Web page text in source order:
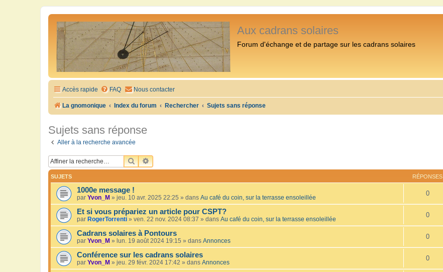
Aux cadrans solaires
Forum d'échange et de partage sur les cadrans solaires
Accès rapide FAQ Nous contacter
La gnomonique Index du forum Rechercher Sujets sans réponse
Sujets sans réponse
Aller à la recherche avancée
RECHERCHER
RECHERCHE AVANCÉE
SUJETS RÉPONSES
1000e message !
par Yvon_M » jeu. 10 avr. 2025 22:25 » dans Au café du coin, sur la terrasse ensoleillée
0
Et si vous prépariez un article pour CSPT?
par RogerTorrenti » ven. 22 nov. 2024 08:37 » dans Au café du coin, sur la terrasse ensoleillée
0
Cadrans solaires à Pontours
par Yvon_M » lun. 19 août 2024 19:15 » dans Annonces
0
Conférence sur les cadrans solaires
par Yvon_M » jeu. 29 févr. 2024 17:42 » dans Annonces
0